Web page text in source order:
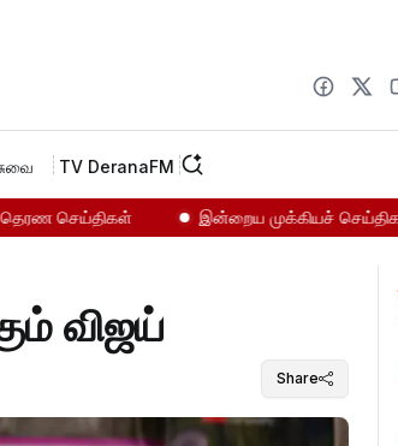
TV DeranaFM
செய்திகள் இன்றைய முக்கியச் செய்திகள்...
விஜய்
Share